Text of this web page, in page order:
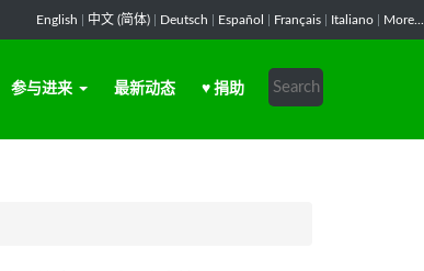
English 中文 (简体) Deutsch Español Français Italiano More...
参与进来 最新动态 ♥ 捐助